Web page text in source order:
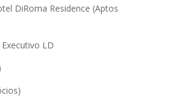
DiRoma Residence (Aptos
LD